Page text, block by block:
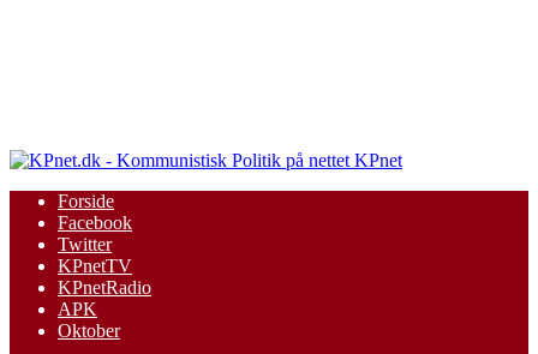
KPnet
Forside
Facebook
Twitter
KPnetTV
KPnetRadio
APK
Oktober